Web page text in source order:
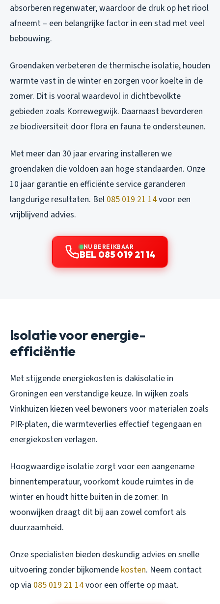
absorberen regenwater, waardoor de druk op het riool
afneemt – een belangrijke factor in een stad met veel
bebouwing.
Groendaken verbeteren de thermische isolatie, houden
warmte vast in de winter en zorgen voor koelte in de
zomer. Dit is vooral waardevol in dichtbevolkte
gebieden zoals Korrewegwijk. Daarnaast bevorderen
ze biodiversiteit door flora en fauna te ondersteunen.
Met meer dan 30 jaar ervaring installeren we
groendaken die voldoen aan hoge standaarden. Onze
10 jaar garantie en efficiënte service garanderen
langdurige resultaten. Bel 085 019 21 14voor een
vrijblijvend advies.
NU BEREIKBAAR
BEL 085 019 21 14
Isolatie voor energie-
efficiëntie
Met stijgende energiekosten is dakisolatie in
Groningen een verstandige keuze. In wijken zoals
Vinkhuizen kiezen veel bewoners voor materialen zoals
PIR-platen, die warmteverlies effectief tegengaan en
energiekosten verlagen.
Hoogwaardige isolatie zorgt voor een aangename
binnentemperatuur, voorkomt koude ruimtes in de
winter en houdt hitte buiten in de zomer. In
woonwijken draagt dit bij aan zowel comfort als
duurzaamheid.
Onze specialisten bieden deskundig advies en snelle
uitvoering zonder bijkomende kosten. Neem contact
op via 085 019 21 14voor een offerte op maat.